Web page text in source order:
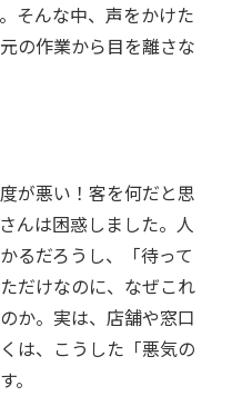
そんな中、声をかけた
の作業から目を離さな
が悪い！客を何だと思
んは困惑しました。人
るだろうし、「待って
だけなのに、なぜこれ
か。実は、店舗や窓口
は、こうした「悪気の
。